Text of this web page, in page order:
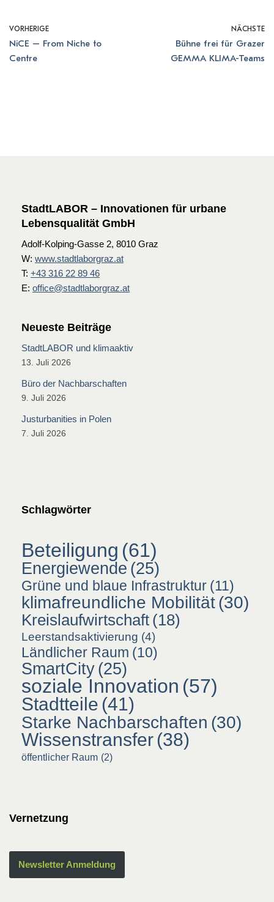
VORHERIGE
NiCE – From Niche to
Centre
NÄCHSTE
Bühne frei für Grazer
GEMMA KLIMA-Teams
StadtLABOR – Innovationen für urbane
Lebensqualität GmbH
Adolf-Kolping-Gasse 2, 8010 Graz
W: www.stadtlaborgraz.at
T: +43 316 22 89 46
E: office@stadtlaborgraz.at
Neueste Beiträge
StadtLABOR und klimaaktiv
13. Juli 2026
Büro der Nachbarschaften
9. Juli 2026
Justurbanities in Polen
7. Juli 2026
Schlagwörter
Beteiligung (61)
Energiewende (25)
Grüne und blaue Infrastruktur (11)
klimafreundliche Mobilität(30)
Kreislaufwirtschaft (18)
Leerstandsaktivierung (4)
Ländlicher Raum (10)
SmartCity(25)
soziale Innovation (57)
Stadtteile (41)
Starke Nachbarschaften (30)
Wissenstransfer(38)
öffentlicher Raum (2)
Vernetzung
Newsletter Anmeldung